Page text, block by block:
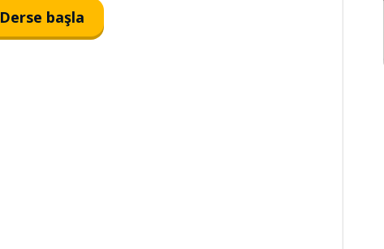
azaltmak; düşürmek
Derse başla